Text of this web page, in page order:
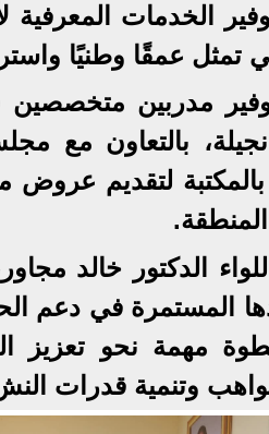
الخدمات
تمثل عمقًا وطنيًا
مدربين
نجيلة، بالتعاون مع
بالمكتبة لتقديم
المنطقة.
الدكتور خالد
المستمرة في دعم
مهمة نحو تعزيز
وتنمية قدرات